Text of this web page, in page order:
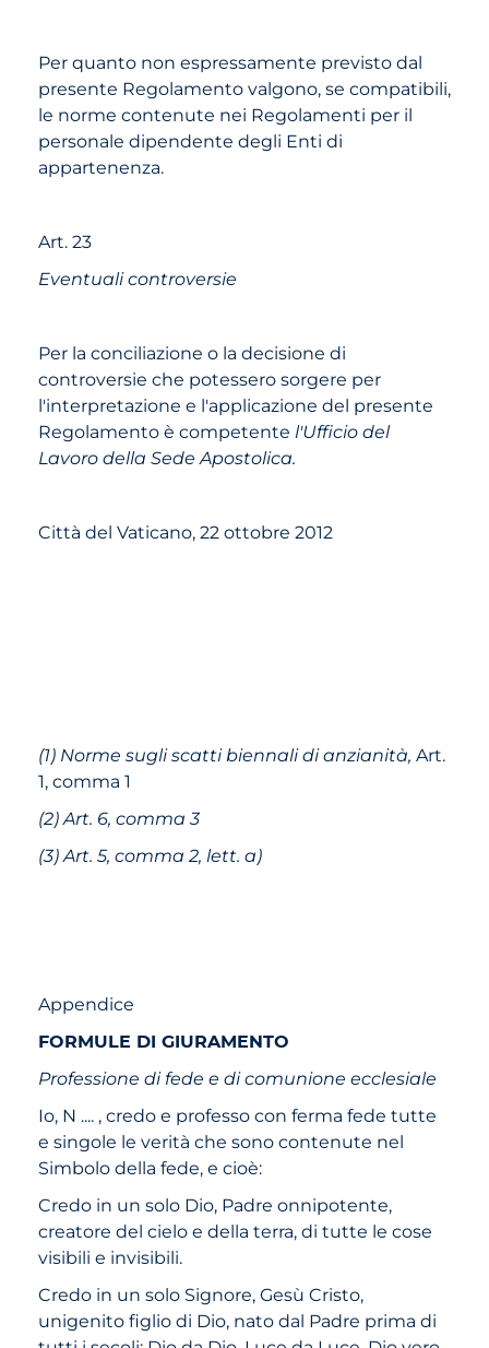
Per quanto non espressamente previsto dal
presente Regolamento valgono, se compatibili,
le norme contenute nei Regolamenti per il
personale dipendente degli Enti di
appartenenza.
Art. 23
Eventuali controversie
Per la conciliazione o la decisione di
controversie che potessero sorgere per
l'interpretazione e l'applicazione del presente
Regolamento è competente l'Ufficio del
Lavoro della Sede Apostolica.
Città del Vaticano, 22 ottobre 2012
(1) Norme sugli scatti biennali di anzianità, Art.
1, comma 1
(2) Art. 6, comma 3
(3) Art. 5, comma 2, lett. a)
Appendice
FORMULE DI GIURAMENTO
Professione di fede e di comunione ecclesiale
Io, N .... , credo e professo con ferma fede tutte
e singole le verità che sono contenute nel
Simbolo della fede, e cioè:
Credo in un solo Dio, Padre onnipotente,
creatore del cielo e della terra, di tutte le cose
visibili e invisibili.
Credo in un solo Signore, Gesù Cristo,
unigenito figlio di Dio, nato dal Padre prima di